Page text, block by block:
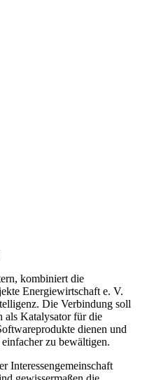
kombiniert die
Energiewirtschaft e. V.
Die Verbindung soll
als Katalysator für die
dienen und
zu bewältigen.
Interessengemeinschaft